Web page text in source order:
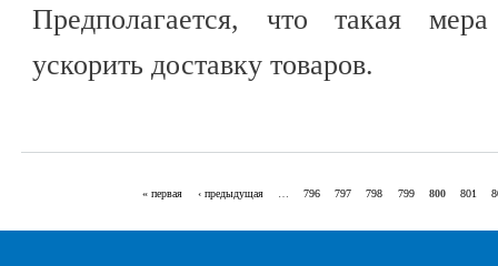
Предполагается, что такая
ускорить доставку товаров.
« первая ‹ предыдущая 796 797 798 799 800 801